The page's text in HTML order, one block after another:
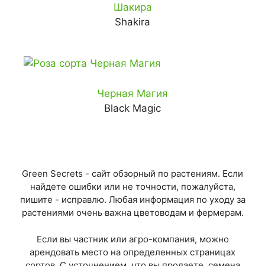
Шакира
Shakira
Черная Магия
Black Magic
Green Secrets - сайт обзорный по растениям. Если
найдете ошибки или не точности, пожалуйста,
пишите - исправлю. Любая информация по уходу за
растениями очень важна цветоводам и фермерам.
Если вы частник или агро-компания, можно
арендовать место на определенных страницах